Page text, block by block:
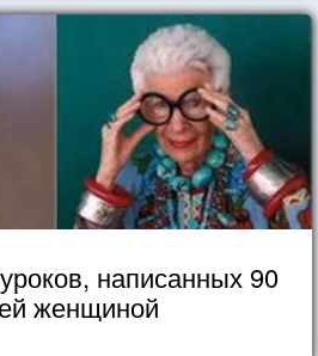
написанных 90
женщиной